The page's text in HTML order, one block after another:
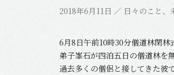
2018年6月11日 ／ 日々のこと、
6月8日午前10時30分僧道林閉林
弟子峯石が四泊五日の僧道林を
過去多くの僧侶と接してきた彼